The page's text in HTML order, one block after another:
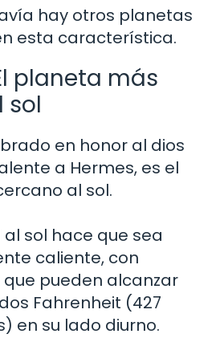
hay otros planetas
esta característica.
planeta más
sol
en honor al dios
a Hermes, es el
al sol.
sol hace que sea
caliente, con
pueden alcanzar
Fahrenheit (427
en su lado diurno.